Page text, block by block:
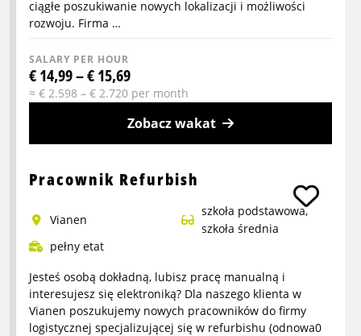
ciągłe poszukiwanie nowych lokalizacji i możliwości
rozwoju. Firma …
SALARY PER HOUR
€ 14,99 – € 15,69
≈ € 2.598 – € 2.720 per month
Zobacz wakat
info
Zbieracz
Pracownik Refurbish
vianen
szkoła podstawowa,
szkoła średnia
pełny etat
Jesteś osobą dokładną, lubisz pracę manualną i
interesujesz się elektroniką? Dla naszego klienta w
Vianen poszukujemy nowych pracowników do firmy
logistycznej specjalizującej się w refurbishu (odnowa0